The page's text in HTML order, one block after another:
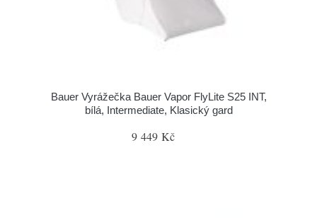
Bauer Vyrážečka Bauer Vapor FlyLite S25 INT,
bílá, Intermediate, Klasický gard
9 449 Kč